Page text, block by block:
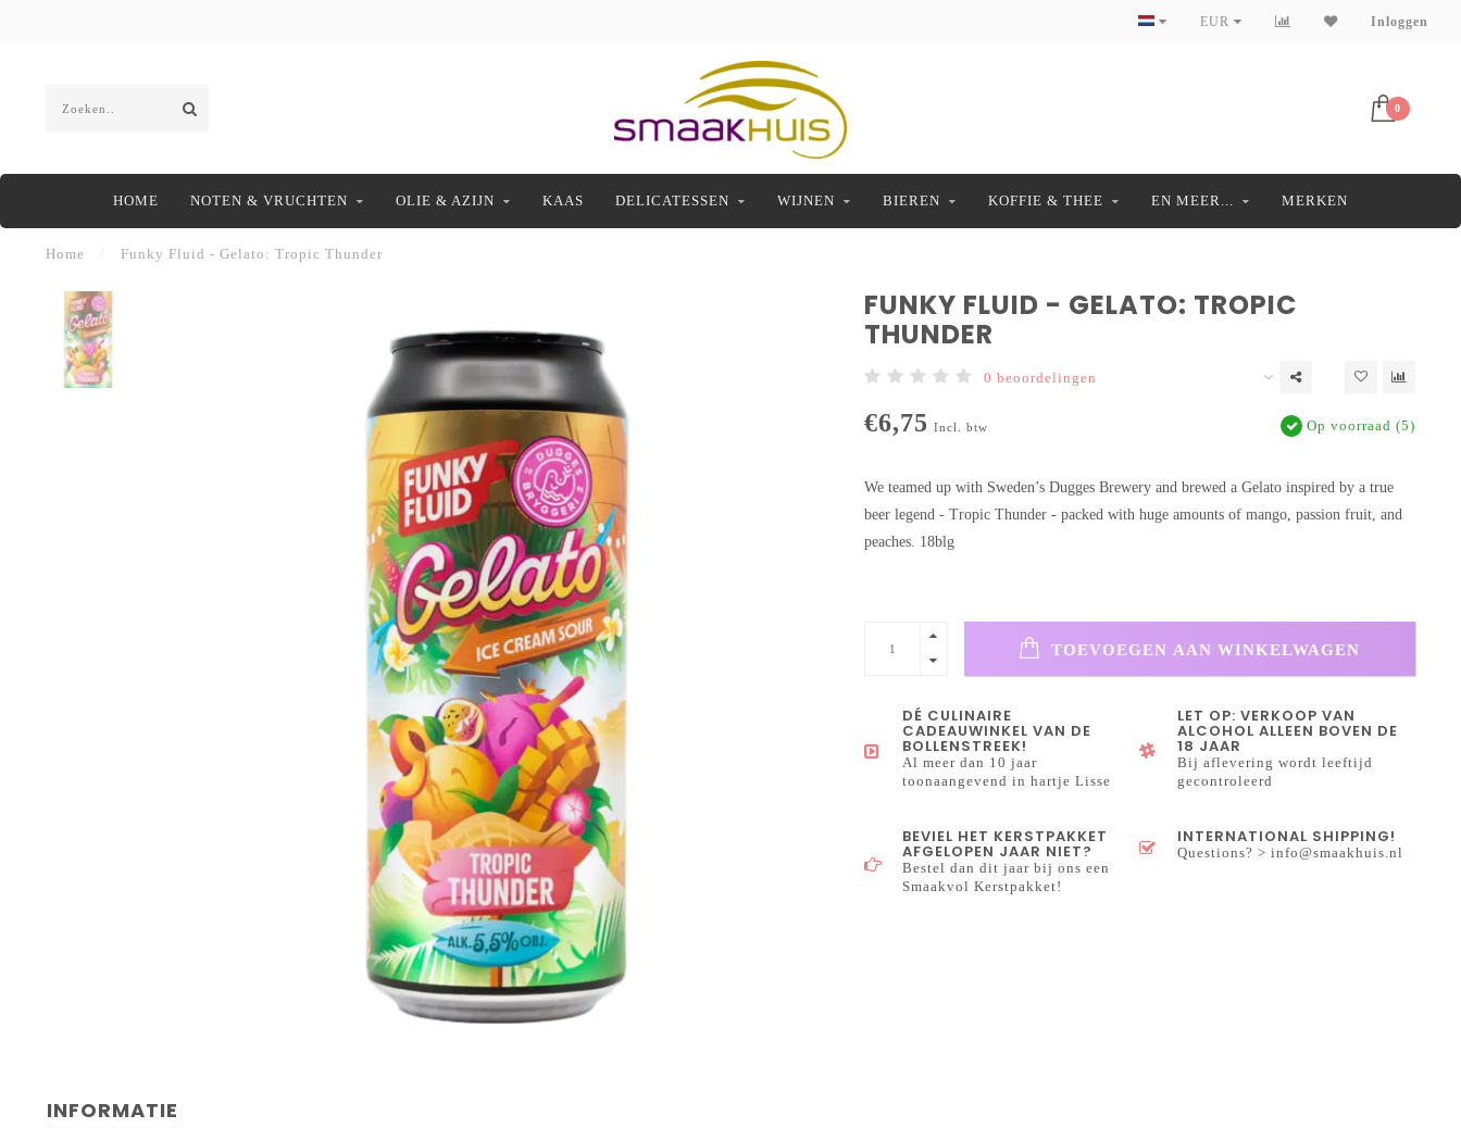
EUR Inloggen
0
HOME NOTEN & VRUCHTEN OLIE & AZIJN KAAS DELICATESSEN WIJNEN BIEREN KOFFIE & THEE EN MEER... MERKEN
Home Funky Fluid - Gelato: Tropic Thunder
FUNKY FLUID - GELATO: TROPIC
THUNDER
0 beoordelingen
€6,75 Incl. btw Op voorraad (5)
We teamed up with Sweden’s Dugges Brewery and brewed a Gelato inspired by a true
beer legend - Tropic Thunder - packed with huge amounts of mango, passion fruit, and
peaches. 18blg
TOEVOEGEN AAN WINKELWAGEN
DÉ CULINAIRE
CADEAUWINKEL VAN DE
BOLLENSTREEK!
Al meer dan 10 jaar
toonaangevend in hartje Lisse
LET OP: VERKOOP VAN
ALCOHOL ALLEEN BOVEN DE
18 JAAR
Bij aflevering wordt leeftijd
gecontroleerd
BEVIEL HET KERSTPAKKET
AFGELOPEN JAAR NIET?
Bestel dan dit jaar bij ons een
Smaakvol Kerstpakket!
INTERNATIONAL SHIPPING!
Questions? >info@smaakhuis.nl
INFORMATIE